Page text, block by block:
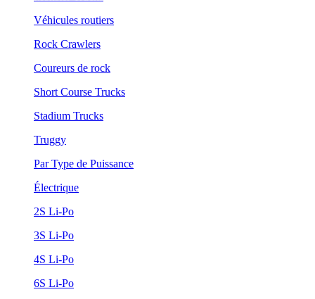
Véhicules routiers
Rock Crawlers
Coureurs de rock
Short Course Trucks
Stadium Trucks
Truggy
Par Type de Puissance
Électrique
2S Li-Po
3S Li-Po
4S Li-Po
6S Li-Po